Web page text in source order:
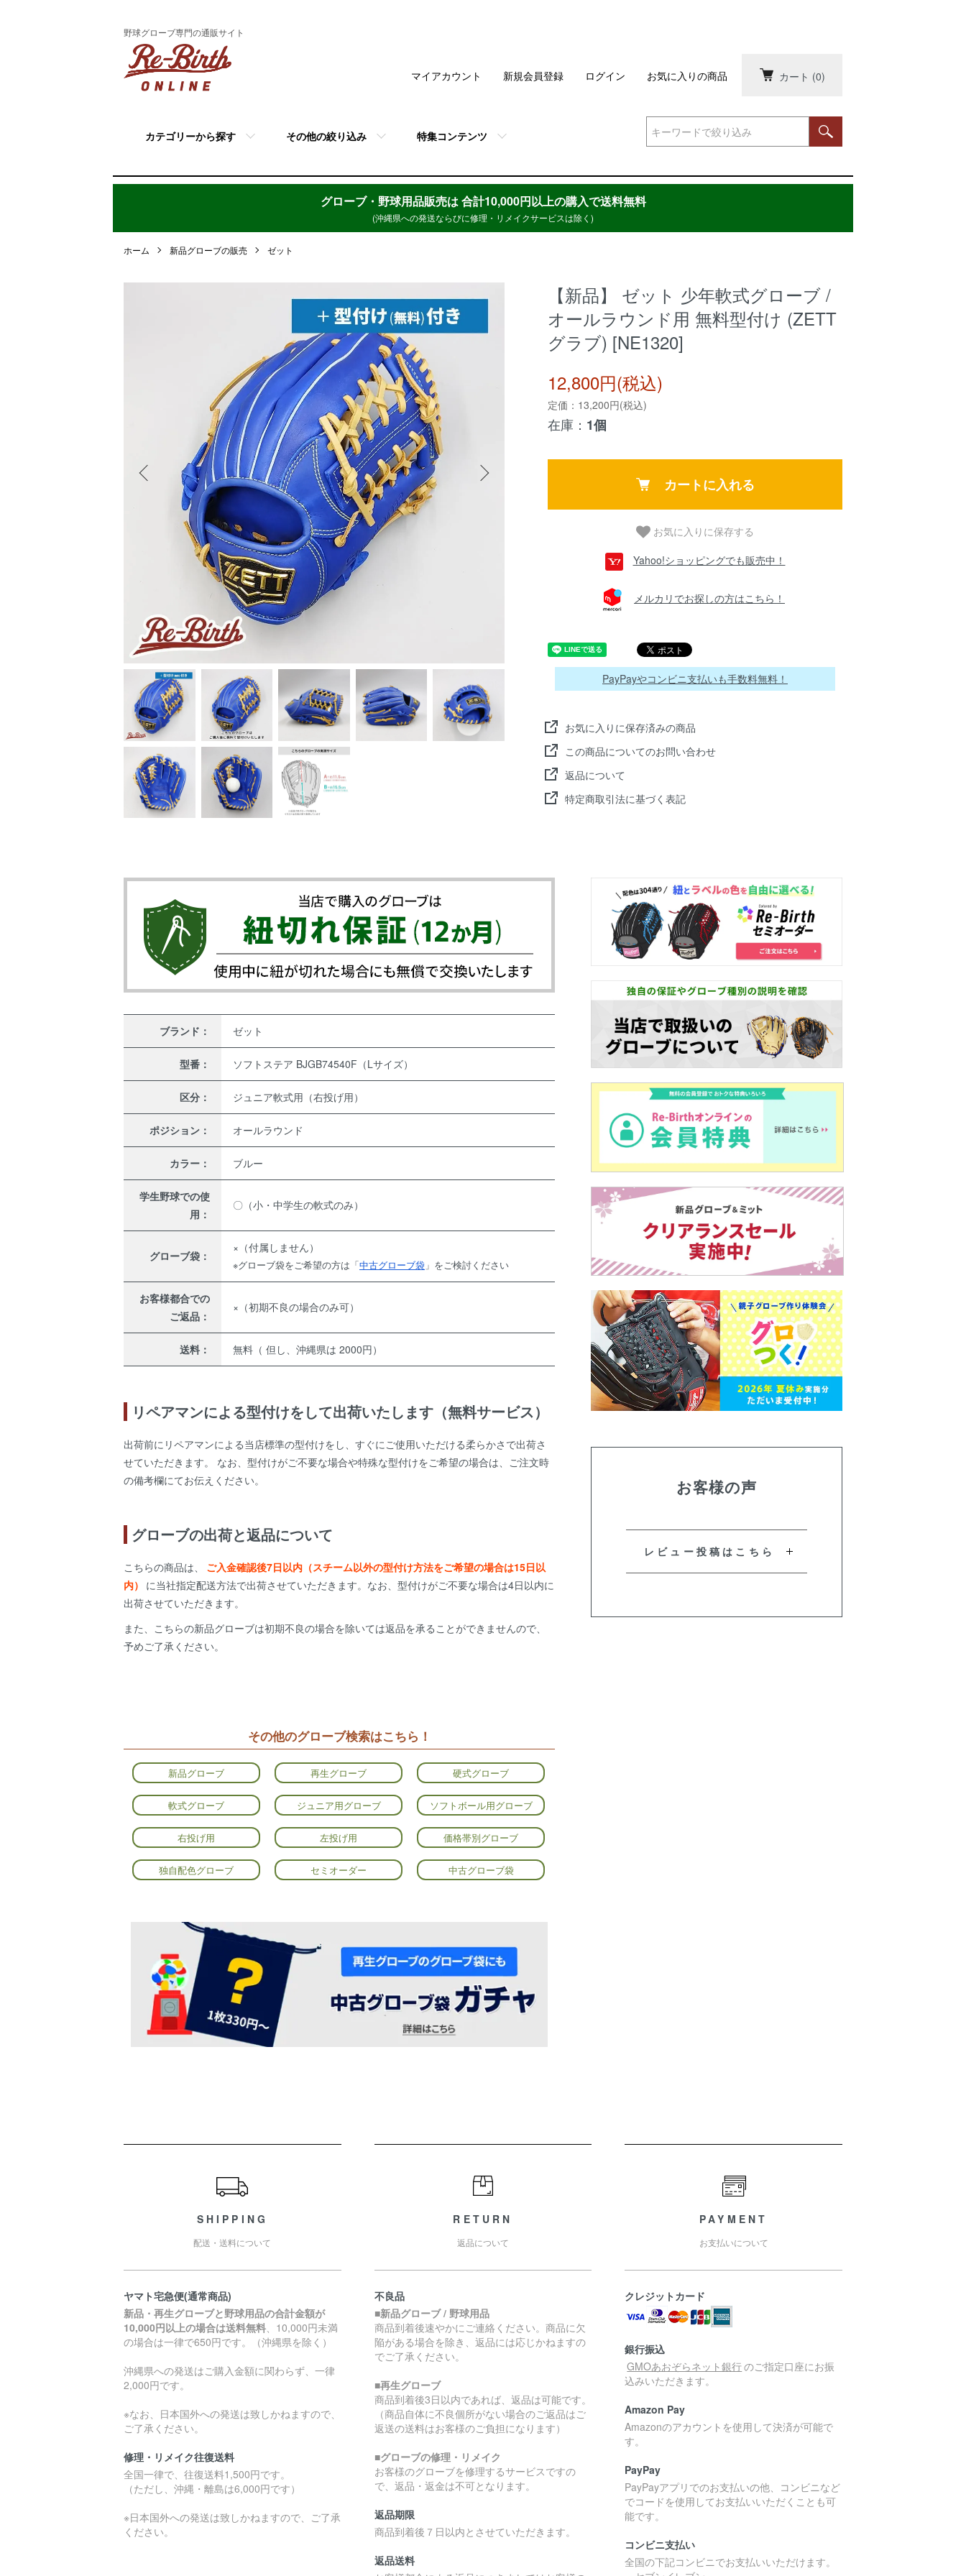
野球グローブ専門の通販サイト
カート (0)
カテゴリーから探す その他の絞り込み 特集コンテンツ
マイアカウント 新規会員登録 ログイン お気に入りの商品
グローブ・野球用品販売は合計10,000円以上の購入で送料無料
(沖縄県への発送ならびに修理・リメイクサービスは除く)
ホーム 新品グローブの販売 ゼット
【新品】 ゼット 少年軟式グローブ /
オールラウンド用 無料型付け (ZETT
グラブ) [NE1320]
12,800円(税込)
定価：13,200円(税込)
在庫： 1個
カートに入れる
お気に入りに保存する
Yahoo!ショッピングでも販売中！
メルカリでお探しの方はこちら！
PayPayやコンビニ支払いも手数料無料！
お気に入りに保存済みの商品
この商品についてのお問い合わせ
返品について
特定商取引法に基づく表記
ブランド： ゼット
型番： ソフトステア BJGB74540F（Lサイズ）
区分： ジュニア軟式用（右投げ用）
ポジション： オールラウンド
カラー： ブルー
学生野球での使
用：
〇（小・中学生の軟式のみ）
グローブ袋：
×（付属しません）
※グローブ袋をご希望の方は「中古グローブ袋 」をご検討ください
お客様都合での
ご返品：
×（初期不良の場合のみ可）
送料： 無料（ 但し、沖縄県は 2000円）
リペアマンによる型付けをして出荷いたします（無料サービス）
出荷前にリペアマンによる当店標準の型付けをし、すぐにご使用いただける柔らかさで出荷さ
せていただきます。 なお、型付けがご不要な場合や特殊な型付けをご希望の場合は、ご注文時
の備考欄にてお伝えください。
グローブの出荷と返品について
こちらの商品は、
ご入金確認後7日以内（スチーム以外の型付け方法をご希望の場合は15日以
内） に当社指定配送方法で出荷させていただきます。なお、型付けがご不要な場合は4日以内に
出荷させていただきます。
また、こちらの新品グローブは初期不良の場合を除いては返品を承ることができませんので、
予めご了承ください。
その他のグローブ検索はこちら！
新品グローブ 再生グローブ 硬式グローブ
軟式グローブ ジュニア用グローブ ソフトボール用グローブ
右投げ用 左投げ用 価格帯別グローブ
独自配色グローブ セミオーダー 中古グローブ袋
お客様の声
レビュー投稿はこちら
SHIPPING
配送・送料について
ヤマト宅急便(通常商品)
新品・再生グローブと野球用品の合計金額が
10,000円以上の場合は送料無料 、10,000円未満
の場合は一律で650円です。（沖縄県を除く）
沖縄県への発送はご購入金額に関わらず、一律
2,000円です。
※なお、日本国外への発送は致しかねますので、
ご了承ください。
修理・リメイク往復送料
全国一律で、往復送料1,500円です。
（ただし、沖縄・離島は6,000円です）
※日本国外への発送は致しかねますので、ご了承
ください。
RETURN
返品について
不良品
■新品グローブ / 野球用品
商品到着後速やかにご連絡ください。商品に欠
陥がある場合を除き、返品には応じかねますの
でご了承ください。
■再生グローブ
商品到着後3日以内であれば、返品は可能です。
（商品自体に不良個所がない場合のご返品はご
返送の送料はお客様のご負担になります）
■グローブの修理・リメイク
お客様のグローブを修理するサービスですの
で、返品・返金は不可となります。
返品期限
商品到着後７日以内とさせていただきます。
返品送料
PAYMENT
お支払いについて
クレジットカード
銀行振込
GMOあおぞらネット銀行のご指定口座にお振
込みいただきます。
Amazon Pay
Amazonのアカウントを使用して決済が可能で
す。
PayPay
PayPayアプリでのお支払いの他、コンビニなど
でコードを使用してお支払いいただくことも可
能です。
コンビニ支払い
全国の下記コンビニでお支払いいただけます。